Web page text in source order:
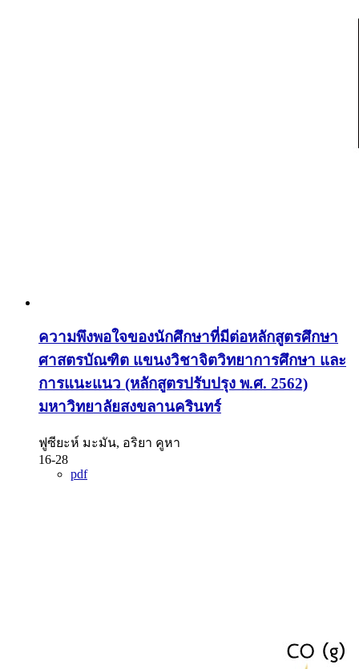
ความพึงพอใจของนักศึกษาที่มีต่อหลักสูตรศึกษา
ศาสตรบัณฑิต แขนงวิชาจิตวิทยาการศึกษา และ
การแนะแนว (หลักสูตรปรับปรุง พ.ศ. 2562)
มหาวิทยาลัยสงขลานครินทร์
ฟูซียะห์ มะมัน, อริยา คูหา
16-28
pdf